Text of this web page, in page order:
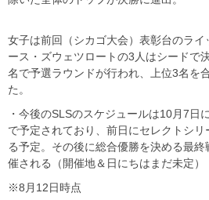
女子は前回（シカゴ大会）表彰台のラ
ース・ズウェツロートの3人はシードで
名で予選ラウンドが行われ、上位3名を
た。
・今後のSLSのスケジュールは10月7日
で予定されており、前日にセレクトシ
る予定。その後に総合優勝を決める最
催される（開催地＆日にちはまだ未定）
※8月12日時点